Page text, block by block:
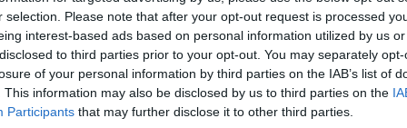
selection. Please note that after your opt-out request is processed
interest-based ads based on personal information utilized by us
to third parties prior to your opt-out. You may separately
of your personal information by third parties on the IAB’s list of
This information may also be disclosed by us to third parties on the
Participants that may further disclose it to other third parties.
e Harry Rayner sta ora tornando in strada. Merito di
cinesidi cui non è ancora chiara l’affiliazione ad un
considerando quanto vadano di moda le operazioni